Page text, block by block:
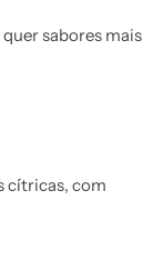
sabores mais
cítricas, com